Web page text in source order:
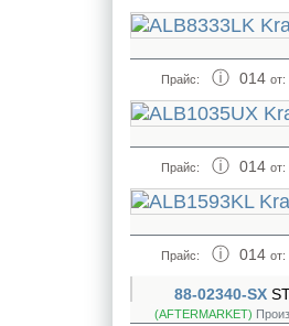
Прайс: 014 от:
Прайс: 014 от:
Прайс: 014 от:
88-02340-SX
(AFTERMARKET)